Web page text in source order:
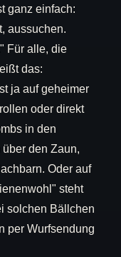
ganz einfach:
aussuchen.
Für alle, die
das:
ja auf geheimer
oder direkt
in den
den Zaun,
Oder auf
steht
solchen Bällchen
per Wurfsendung